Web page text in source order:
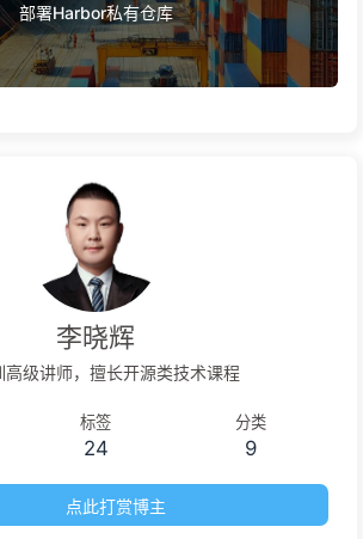
部署Harbor私有仓库
李晓辉
高级讲师，擅长开源类技术课程
标签
24
分类
9
点此打赏博主